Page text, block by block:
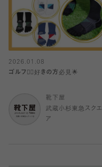
2026.01.08
ゴルフ🏌️‍♂️好きの方必見🌟
靴下屋
武蔵小杉東急スクエ
ア